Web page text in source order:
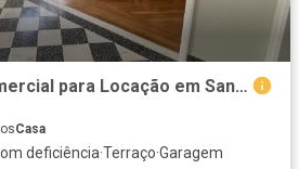
Casa / Sobrado Comercial para Locação em Santos/SP Gonzaga 3 Quartos
Casa
deficiência·Terraço·Garagem